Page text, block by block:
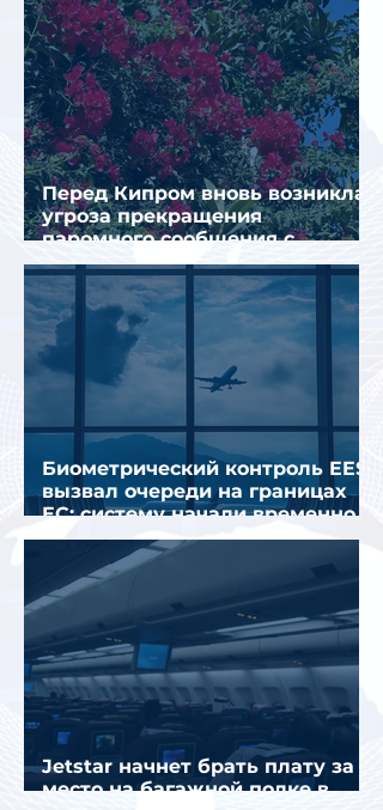
Перед Кипром вновь возникла
угроза прекращения
паромного сообщения с
Грецией
Биометрический контроль EES
вызвал очереди на границах
ЕС: систему начали временно
отключать
Jetstar начнет брать плату за
место на багажной полке в